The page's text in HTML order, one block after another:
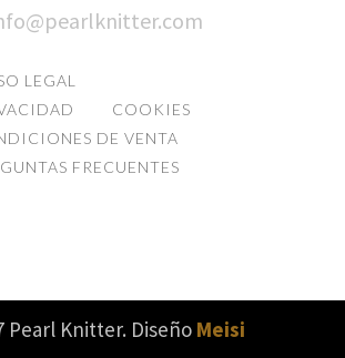
LEGAL
COOKIES
DE VENTA
FRECUENTES
Pearl Knitter. Diseño Meisi